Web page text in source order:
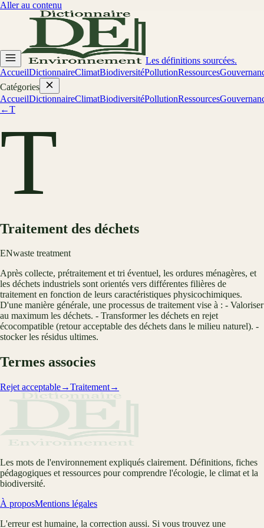
Aller au contenu
Les définitions sourcées.
AccueilDictionnaireClimatBiodiversitéPollutionRessources
Catégories
AccueilDictionnaireClimatBiodiversitéPollutionRessources
←T
T
Traitement des déchets
ENwaste treatment
Après collecte, prétraitement et tri éventuel, les ordures ménagères, et
les déchets industriels sont orientés vers différentes filières de
traitement en fonction de leurs caractéristiques physicochimiques.
D'une manière générale, une processus de traitement vise à : - Valoriser
au maximum les déchets. - Transformer les déchets en rejet
écocompatible (retour acceptable des déchets dans le milieu naturel). -
stocker les résidus ultimes.
Termes associes
Rejet acceptable→Traitement→
Les mots de l'environnement expliqués clairement. Définitions, fiches
pédagogiques et ressources pour comprendre l'écologie, le climat et la
biodiversité.
À proposMentions légales
L'erreur est humaine, la correction aussi. Si vous trouvez une